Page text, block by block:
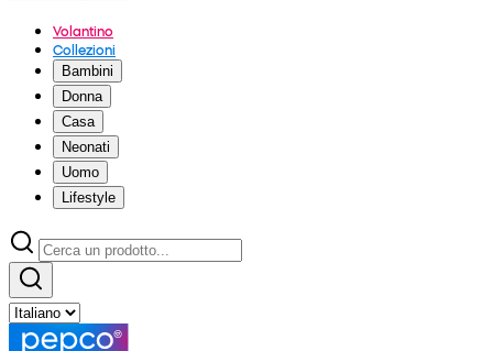
Volantino
Collezioni
Bambini
Donna
Casa
Neonati
Uomo
Lifestyle